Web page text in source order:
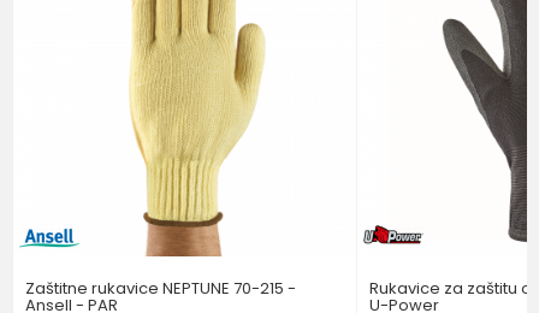
Zaštitne rukavice NEPTUNE 70-215 -
Ansell - PAR
Rukavice za zaštitu
U-Power